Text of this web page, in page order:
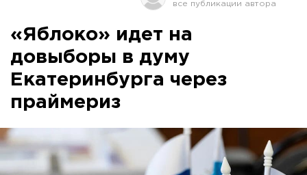
Оренбург
«Яблоко» идет на
довыборы в думу
Екатеринбурга через
праймериз